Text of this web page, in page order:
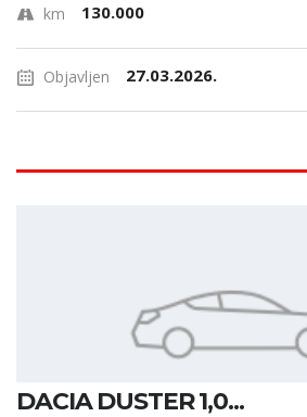
km 130.000
Objavljen 27.03.2026.
DACIA DUSTER 1,0...